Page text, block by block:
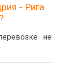
- Рига
не